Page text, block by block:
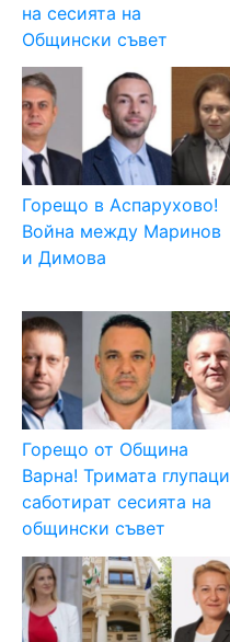
на сесията на
Общински съвет
Горещо в Аспарухово!
Война между Маринов
и Димова
Горещо от Община
Варна! Тримата глупаци
саботират сесията на
общински съвет